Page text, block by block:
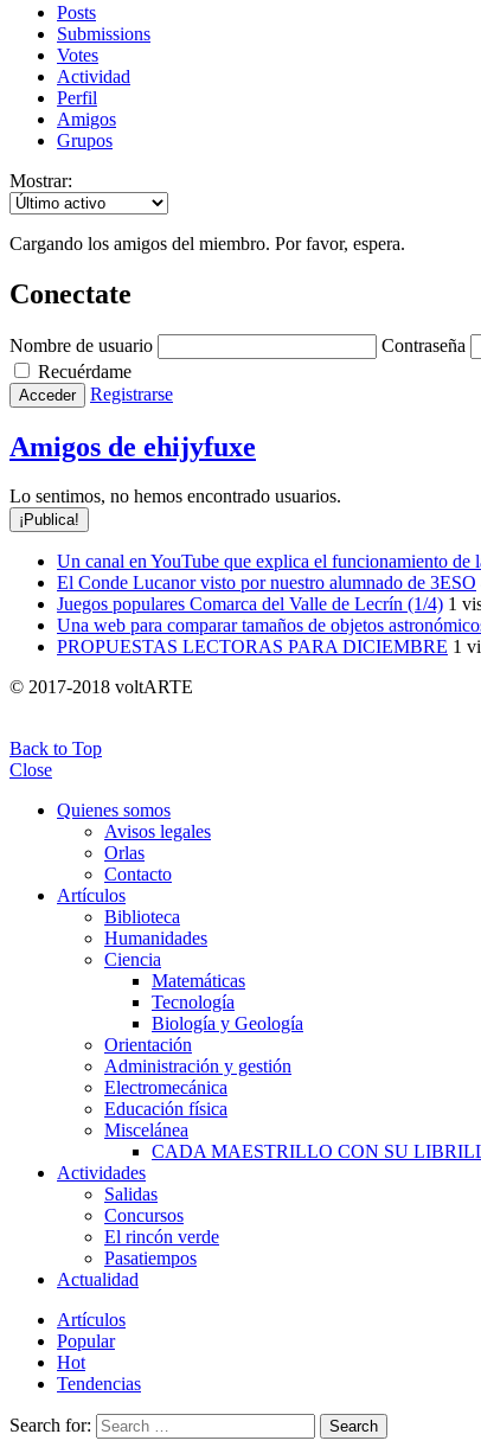
Posts
Submissions
Votes
Actividad
Perfil
Amigos
Grupos
Mostrar:
Cargando los amigos del miembro. Por favor, espera.
Conectate
Nombre de usuario
Contraseña
Recuérdame
Registrarse
Amigos de ehijyfuxe
Lo sentimos, no hemos encontrado usuarios.
¡Publica!
Un canal en YouTube que explica el funcionamiento de
El Conde Lucanor visto por nuestro alumnado de 3ESO
Juegos populares Comarca del Valle de Lecrín (1/4) 1
Una web para comparar tamaños de objetos
PROPUESTAS LECTORAS PARA DICIEMBRE 1
© 2017-2018 voltARTE
Back to Top
Close
Quienes somos
Avisos legales
Orlas
Contacto
Artículos
Biblioteca
Humanidades
Ciencia
Matemáticas
Tecnología
Biología y Geología
Orientación
Administración y gestión
Electromecánica
Educación física
Miscelánea
CADA MAESTRILLO CON SU
Actividades
Salidas
Concursos
El rincón verde
Pasatiempos
Actualidad
Artículos
Popular
Hot
Tendencias
Search for: Search